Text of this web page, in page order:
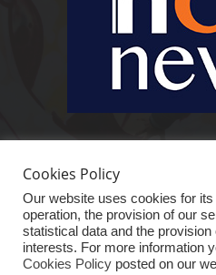
είστε πραγματικά in
Cookies Policy
Our website uses cookies for
operation, the provision of our
statistical data and the
interests. For more information
Cookies Policy posted on our